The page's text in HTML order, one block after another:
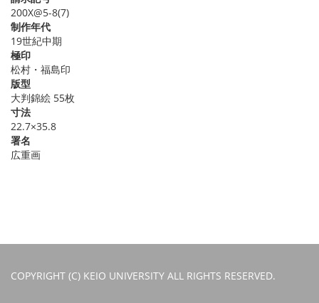
200X@5-8(7)
制作年代
19世紀中期
極印
松村・福島印
版型
大判錦絵 55枚
寸法
22.7×35.8
署名
広重画
COPYRIGHT (C) KEIO UNIVERSITY ALL RIGHTS RESERVED.